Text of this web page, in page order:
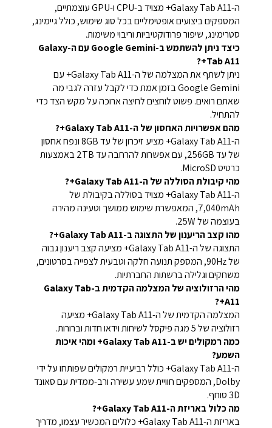
ה-Galaxy Tab A11+ מצויד ב-CPU ו-GPU עוצמתיים,
המספקים ביצועים אופטימליים בכל סוג שימוש, כולל גיימינג,
סטרימינג, שיפור פרודוקטיביות וריבוי משימות.
כיצד ניתן להשתמש ב-Google Gemini עם ה-Galaxy
Tab A11+?
ניתן לשתף את המצלמה של ה-Galaxy Tab A11+ עם
Google Gemini בזמן אמת כדי לקבל עזרה לגבי מה
שאתם רואים. פשוט לוחצים לחיצה ארוכה על מקש הצד כדי
להתחיל.
מהם אפשרויות האחסון של ה-Galaxy Tab A11+?
ה-Galaxy Tab A11+ מציע זיכרון של עד 8GB ונפח אחסון
של עד 256GB, עם אפשרות להרחבה עד 2TB באמצעות
כרטיס MicroSD.
מהי קיבולת הסוללה של ה-Galaxy Tab A11+?
ה-Galaxy Tab A11+ מצויד בסוללה בקיבולת של
7,040mAh, המאפשרת שימוש ממושך וטעינה מהירה
בעוצמה של 25W.
מהו קצב הריענון של התצוגה ב-Galaxy Tab A11+?
התצוגה של ה-Galaxy Tab A11+ מציעה קצב ריענון גבוה
של 90Hz, המספק תנועה חלקה וטבעית לצפייה בסרטונים,
משחקים וגלילה ברשתות החברתיות.
מהי הרזולוציה של המצלמה הקדמית ב-Galaxy Tab
A11+?
המצלמה הקדמית של ה-Galaxy Tab A11+ מציעה
רזולוציה של 5 מגה פיקסל לשיחות וידאו חדות וברורות.
כמה רמקולים יש ב-Galaxy Tab A11+ ומהי איכות
השמע?
ה-Galaxy Tab A11+ כולל רביעיית רמקולים שפותחו על ידי
Dolby, המספקים חוויית שמע עשירה ורב-ממדית עם סאונד
3D סוחף.
מה כלול באריזת ה-Galaxy Tab A11+?
באריזת ה-Galaxy Tab A11+ כלולים המכשיר עצמו, מדריך